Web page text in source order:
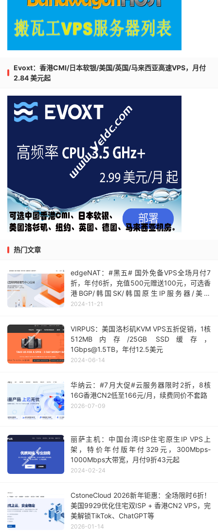
Evoxt：香港CMI/日本软银/美国/英国/马来西亚高速VPS，月付
2.84 美元起
热门文章
edgeNAT：#黑五# 国外免备VPS全场月付7
折，年付6折，充值500元赠送100元，可选香
港BGP/韩国SK/韩国原生IP服务器/美国
AS4837等，月付28元起
2024-11-21
VIRPUS：美国洛杉矶KVM VPS五折促销，1核
512MB内存/25GB SSD缓存，
1Gbps@1.5TB，年付12.5美元
2024-06-14
华纳云：#7月大促#云服务器限时2折，8核
16G香港CN2低至166元/月，续费同价不套路
2026-07-09
丽萨主机：中国台湾ISP住宅原生IP VPS上
架，特价年付版年付329元，300Mbps-
1000Mbps大带宽，月付9折43元起
2024-02-24
CstoneCloud 2026新年钜惠：全场限时6折！
美国9929优化住宅双ISP + 香港CN2 VPS，完
美解锁TikTok、ChatGPT等
2026-01-14